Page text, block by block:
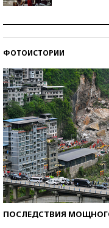
ФОТОИСТОРИИ
ПОСЛЕДСТВИЯ